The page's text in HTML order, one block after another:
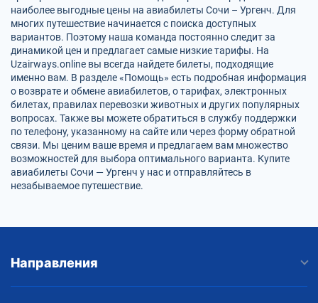
наиболее выгодные цены на авиабилеты Сочи – Ургенч. Для
многих путешествие начинается с поиска доступных
вариантов. Поэтому наша команда постоянно следит за
динамикой цен и предлагает самые низкие тарифы. На
Uzairways.online вы всегда найдете билеты, подходящие
именно вам. В разделе «Помощь» есть подробная информация
о возврате и обмене авиабилетов, о тарифах, электронных
билетах, правилах перевозки животных и других популярных
вопросах. Также вы можете обратиться в службу поддержки
по телефону, указанному на сайте или через форму обратной
связи. Мы ценим ваше время и предлагаем вам множество
возможностей для выбора оптимального варианта. Купите
авиабилеты Сочи — Ургенч у нас и отправляйтесь в
незабываемое путешествие.
Направления